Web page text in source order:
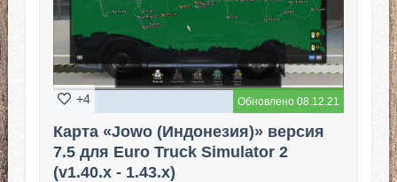
Обновлено 08.12.21
+4
Карта «Jowo (Индонезия)» версия
7.5 для Euro Truck Simulator 2
(v1.40.x - 1.43.x)